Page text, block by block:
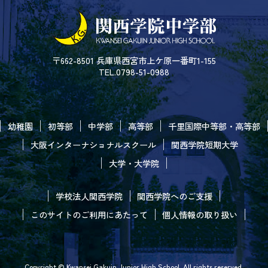
〒662-8501 兵庫県西宮市上ケ原一番町1-155
TEL.0798-51-0988
幼稚園 初等部 中学部 高等部
千里国際中等部・高等部
大阪インターナショナルスクール
関西学院短期大学
大学・大学院
学校法人関西学院
関西学院へのご支援
このサイトのご利用にあたって
個人情報の取り扱い